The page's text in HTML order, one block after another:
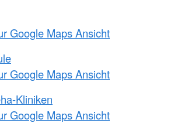
Google Maps Ansicht
Google Maps Ansicht
Kliniken
Google Maps Ansicht